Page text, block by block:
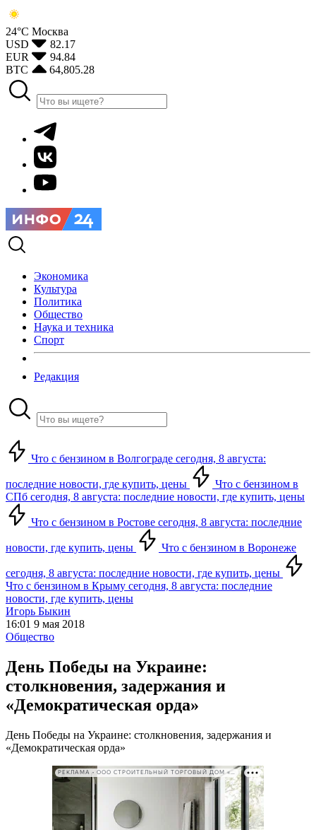
24°С Москва
USD
82.17
EUR
94.84
BTC
64,805.28
Экономика
Культура
Политика
Общество
Наука и техника
Спорт
Редакция
Что с бензином в Волгограде сегодня, 8 августа:
последние новости, где купить, цены
Что с бензином в
СПб сегодня, 8 августа: последние новости, где купить, цены
Что с бензином в Ростове сегодня, 8 августа: последние
новости, где купить, цены Что с бензином в Воронеже
сегодня, 8 августа: последние новости, где купить, цены
Что с бензином в Крыму сегодня, 8 августа: последние
новости, где купить, цены
Игорь Быкин
16:01 9 мая 2018
Общество
День Победы на Украине:
столкновения, задержания и
«Демократическая орда»
День Победы на Украине: столкновения, задержания и
«Демократическая орда»
РЕКЛАМА • ООО СТРОИТЕЛЬНЫЙ ТОРГОВЫЙ ДОМ «ПЕТРОВИЧ». ИНН: 7802348846